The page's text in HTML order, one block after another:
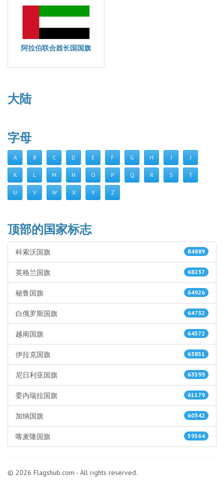
阿拉伯联合酋长国国旗
大陆
字母
A B C D E F G H I J
K L M N O P Q R S T
U V W X Y Z
顶部的国家标志
84889
科索沃国旗
68237
英格兰国旗
64926
秘鲁国旗
64732
白俄罗斯国旗
64572
越南国旗
63851
伊拉克国旗
63599
尼日利亚国旗
61179
委内瑞拉国旗
60342
加纳国旗
59564
喀麦隆国旗
© 2026 Flagshub.com - All rights reserved.